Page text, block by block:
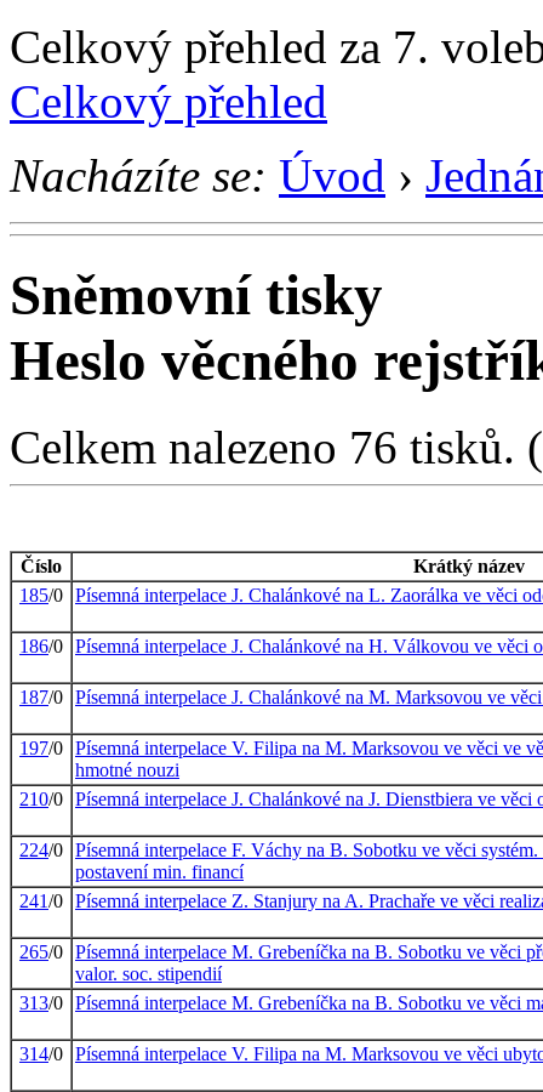
Celkový přehled za 7.
Celkový přehled
Nacházíte se: Úvod ›
Sněmovní tisky
Heslo věcného
Celkem nalezeno 76 tisků.
Číslo
Krátký název
185/0 Písemná interpelace J. Chalánkové na L. Zaorálka ve věci
186/0 Písemná interpelace J. Chalánkové na H. Válkovou ve věci
187/0 Písemná interpelace J. Chalánkové na M. Marksovou ve
197/0 Písemná interpelace V. Filipa na M. Marksovou ve věci ve
hmotné nouzi
210/0 Písemná interpelace J. Chalánkové na J. Dienstbiera ve
224/0 Písemná interpelace F. Váchy na B. Sobotku ve věci
postavení min. financí
241/0 Písemná interpelace Z. Stanjury na A. Prachaře ve věci
265/0 Písemná interpelace M. Grebeníčka na B. Sobotku ve věci
valor. soc. stipendií
313/0 Písemná interpelace M. Grebeníčka na B. Sobotku ve věci
314/0 Písemná interpelace V. Filipa na M. Marksovou ve věci